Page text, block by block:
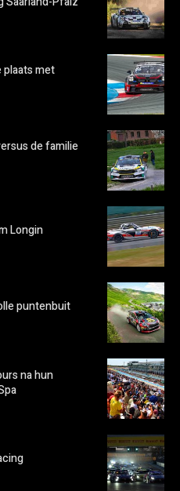
met
de familie
Longin
puntenbuit
na hun